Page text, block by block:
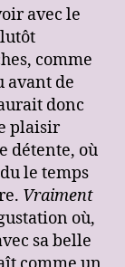
avec le
comme
avant de
donc
plaisir
détente, où
le temps
Vraiment
où,
sa belle